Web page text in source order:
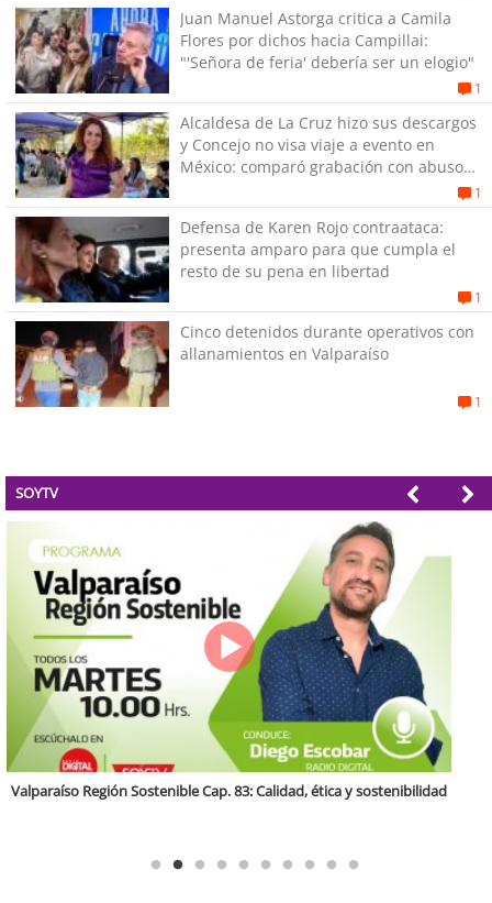
Juan Manuel Astorga critica a Camila
Flores por dichos hacia Campillai:
"'Señora de feria' debería ser un elogio"
1
Alcaldesa de La Cruz hizo sus descargos
y Concejo no visa viaje a evento en
México: comparó grabación con abuso
1
Defensa de Karen Rojo contraataca:
presenta amparo para que cumpla el
resto de su pena en libertad
1
Cinco detenidos durante operativos con
allanamientos en Valparaíso
1
SOYTV